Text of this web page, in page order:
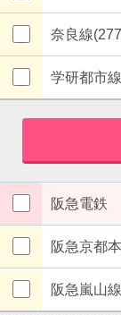
奈良線
学研都市
阪急電鉄
阪急京都
阪急嵐山